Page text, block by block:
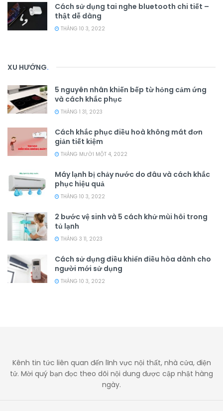
Cách sử dụng tai nghe bluetooth chi tiết –
thật dễ dàng
THÁNG 10 3, 2022
XU HƯỚNG.
5 nguyên nhân khiến bếp từ hỏng cảm ứng
và cách khắc phục
THÁNG 1 31, 2023
Cách khắc phục điều hoà không mát đơn
giản tiết kiệm
THÁNG MƯỜI MỘT 4, 2022
Máy lạnh bị chảy nước do đâu và cách khắc
phục hiệu quả
THÁNG 10 3, 2022
2 bước vệ sinh và 5 cách khử mùi hôi trong
tủ lạnh
THÁNG 3 11, 2023
Cách sử dụng điều khiển điều hòa dành cho
người mới sử dụng
THÁNG 10 3, 2022
Kênh tin tức liên quan đến lĩnh vực nội thất, nhà cửa, điện
tử. Mời quý bạn đọc theo dõi nội dung được cập nhật hàng
ngày.